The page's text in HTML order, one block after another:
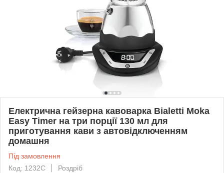
Електрична гейзерна кавоварка Bialetti Moka
Easy Timer на три порції 130 мл для
приготування кави з автовідключенням
домашня
Під замовлення
Код: 1232C
Роздріб